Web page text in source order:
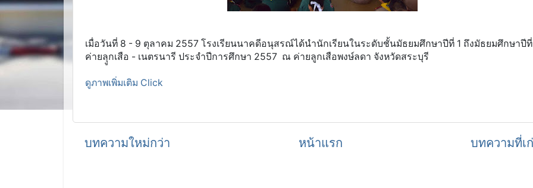
เมื่อวันที่ 8 - 9 ตุลาคม 2557 โรงเรียนนาคดีอนุสรณ์ได้นำนักเรียนในระดับชั้นมัธยมศึกษาปีที่ 1 ถึงมัธยมศึกษาปีที่
ค่ายลุูกเสือ - เนตรนารี ประจำปีการศึกษา 2557 ณ ค่ายลูกเสือพงษ์ลดา จังหวัดสระบุรี
ดูภาพเพิ่มเติม Click
บทความใหม่กว่า บทความที่เ
หน้าแรก